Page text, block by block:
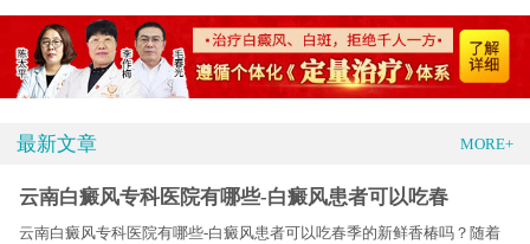
最新文章 MORE+
云南白癜风专科医院有哪些-白癜风患者可以吃春
云南白癜风专科医院有哪些-白癜风患者可以吃春季的新鲜香椿吗？随着